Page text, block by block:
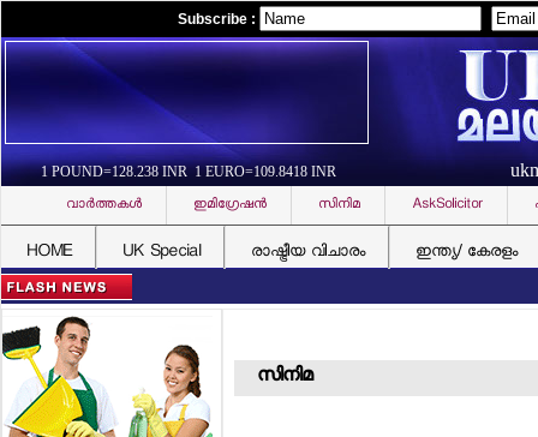
Subscribe :
1 POUND=128.238 INR 1 EURO=109.8418 INR
വാര്‍ത്തകള്‍ ഇമിഗ്രേഷന്‍ സിനിമ AskSolicitor
HOME UK Special രാഷ്ട്രീയ വിചാരം ഇന്ത്യ/ കേരളം
സിനിമ